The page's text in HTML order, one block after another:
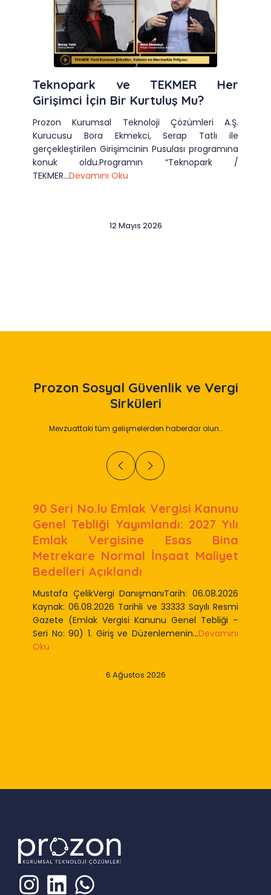
Teknopark ve TEKMER Her
Girişimci İçin Bir Kurtuluş Mu?
Prozon Kurumsal Teknoloji Çözümleri A.Ş.
Kurucusu Bora Ekmekci, Serap Tatlı ile
gerçekleştirilen Girişimcinin Pusulası programına
konuk oldu.Programın “Teknopark /
TEKMER...Devamını Oku
12 Mayıs 2026
Prozon Sosyal Güvenlik ve Vergi
Sirküleri
Mevzuattaki tüm gelişmelerden haberdar olun…
90 Seri No.lu Emlak Vergisi Kanunu
Genel Tebliği Yayımlandı: 2027 Yılı
Emlak Vergisine Esas Bina
Metrekare Normal İnşaat Maliyet
Bedelleri Açıklandı
Mustafa ÇelikVergi DanışmanıTarih: 06.08.2026
Kaynak: 06.08.2026 Tarihli ve 33333 Sayılı Resmi
Gazete (Emlak Vergisi Kanunu Genel Tebliği –
Seri No: 90) 1. Giriş ve Düzenlemenin...Devamını
Oku
6 Ağustos 2026